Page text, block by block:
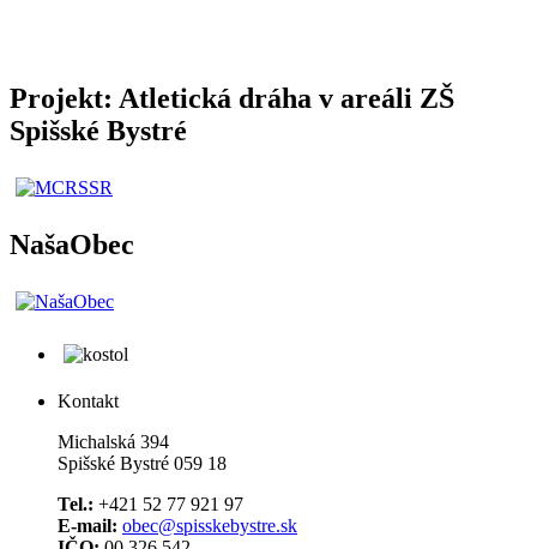
Projekt: Atletická dráha v areáli ZŠ
Spišské Bystré
NašaObec
Kontakt
Michalská 394
Spišské Bystré 059 18
Tel.: +421 52 77 921 97
E-mail: obec@spisskebystre.sk